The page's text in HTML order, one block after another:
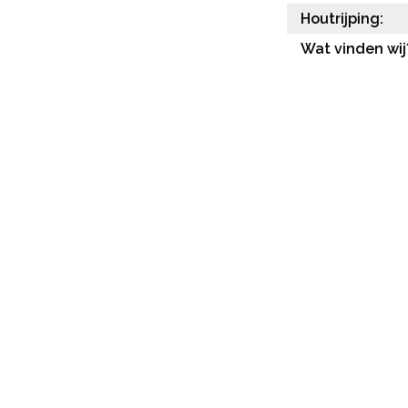
Houtrijping:
Wat vinden